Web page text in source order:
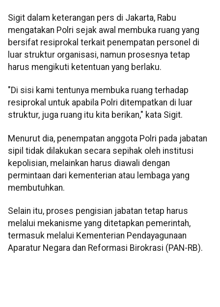
Sigit dalam keterangan pers di Jakarta, Rabu
mengatakan Polri sejak awal membuka ruang yang
bersifat resiprokal terkait penempatan personel di
luar struktur organisasi, namun prosesnya tetap
harus mengikuti ketentuan yang berlaku.
"Di sisi kami tentunya membuka ruang terhadap
resiprokal untuk apabila Polri ditempatkan di luar
struktur, juga ruang itu kita berikan," kata Sigit.
Menurut dia, penempatan anggota Polri pada jabatan
sipil tidak dilakukan secara sepihak oleh institusi
kepolisian, melainkan harus diawali dengan
permintaan dari kementerian atau lembaga yang
membutuhkan.
Selain itu, proses pengisian jabatan tetap harus
melalui mekanisme yang ditetapkan pemerintah,
termasuk melalui Kementerian Pendayagunaan
Aparatur Negara dan Reformasi Birokrasi (PAN-RB).